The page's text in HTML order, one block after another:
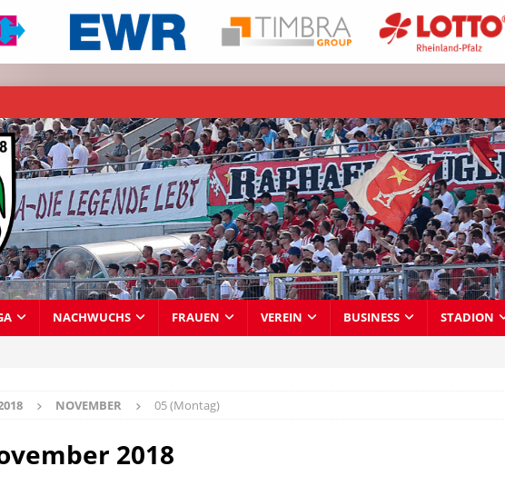
NACHWUCHS FRAUEN VEREIN BUSINESS STADION
NOVEMBER 05 (Montag)
2018